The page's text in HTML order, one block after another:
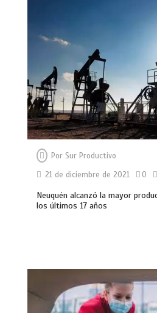
Por Sur Productivo
21 de diciembre de 2021
0
Neuquén alcanzó la mayor
los últimos 17 años